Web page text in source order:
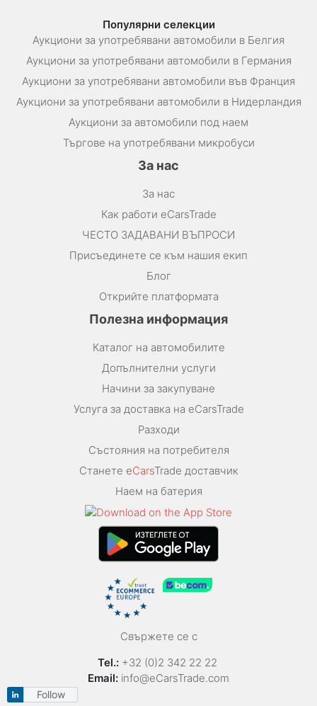
Популярни селекции
Аукциони за употребявани автомобили в Белгия
Аукциони за употребявани автомобили в Германия
Аукциони за употребявани автомобили във Франция
Аукциони за употребявани автомобили в Нидерландия
Аукциони за автомобили под наем
Търгове на употребявани микробуси
За нас
За нас
Как работи eCarsTrade
ЧЕСТО ЗАДАВАНИ ВЪПРОСИ
Присъединете се към нашия екип
Блог
Открийте платформата
Полезна информация
Каталог на автомобилите
Допълнителни услуги
Начини за закупуване
Услуга за доставка на eCarsTrade
Разходи
Състояния на потребителя
Станете eCarsTrade доставчик
Наем на батерия
Свържете се с
Tel.: +32 (0)2 342 22 22
Email: info@eCarsTrade.com
Follow